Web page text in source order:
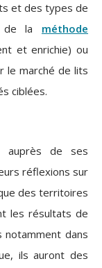
et des types de
de la méthode
et enrichie) ou
le marché de lits
ciblées.
auprès de ses
réflexions sur
des territoires
les résultats de
dans
ils auront des